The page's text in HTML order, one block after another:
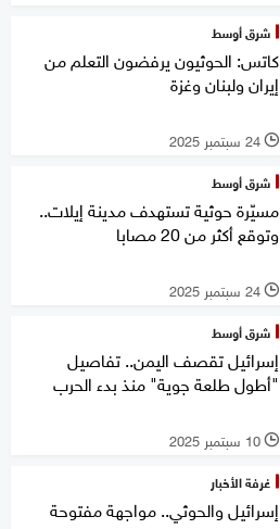
شرق أوسط
كاتس: الحوثيون يرفضون التعلم من
إيران ولبنان وغزة
l 24 سبتمبر 2025
شرق أوسط
مسيّرة حوثية تستهدف مدينة إيلات..
وتوقع أكثر من 20 مصابا
l 24 سبتمبر 2025
شرق أوسط
إسرائيل تقصف اليمن.. تفاصيل
"أطول طلعة جوية" منذ بدء الحرب
l 10 سبتمبر 2025
غرفة الأخبار
إسرائيل والحوثي.. مواجهة مفتوحة